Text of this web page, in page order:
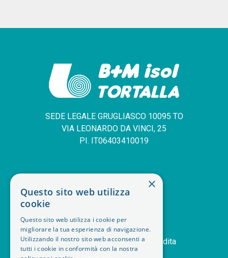
SEDE LEGALE GRUGLIASCO 10095 TO
VIA LEONARDO DA VINCI, 25
PI. IT06403410019
deskphone +39 011 408 14 28
orders Storico ordini
handshake Termini e condizioni di vendita
×
Questo sito web utilizza
cookie
Questo sito web utilizza i cookie per
migliorare la tua esperienza di navigazione.
Utilizzando il nostro sito web acconsenti a
tutti i cookie in conformità con la nostra